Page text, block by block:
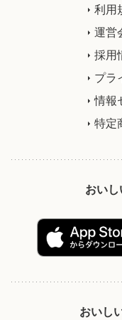
利用
運営
採用
プラ
情報
特定
おい
おいし